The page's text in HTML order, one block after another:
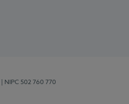
| NIPC 502 760 770